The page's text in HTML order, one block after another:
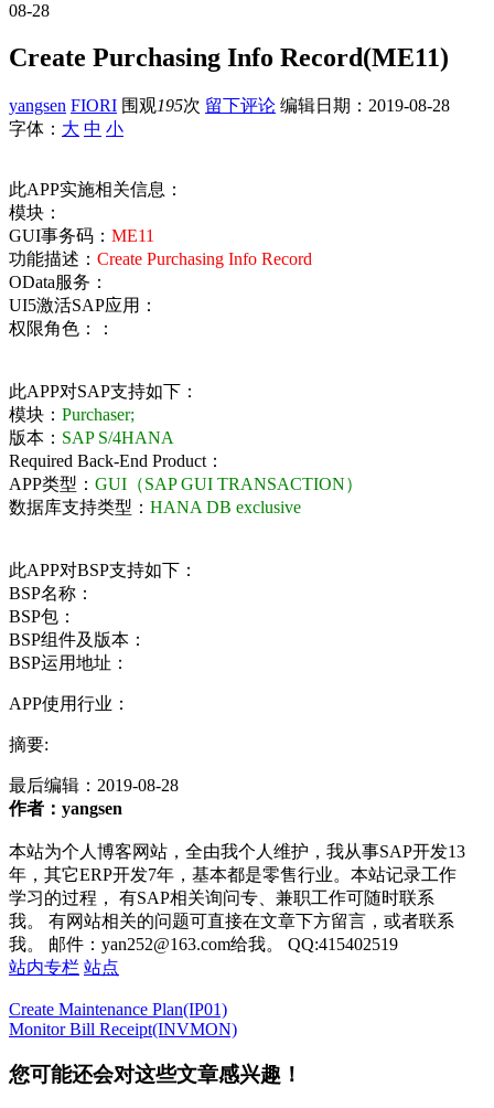
08-28
Create Purchasing Info Record(ME11)
yangsen FIORI 围观195次 留下评论 编辑日期： 2019-08-28
字体： 大 中 小
此APP实施相关信息：
模块：
GUI事务码： ME11
功能描述： Create Purchasing Info Record
OData服务：
UI5激活SAP应用：
权限角色：：
此APP对SAP支持如下：
模块： Purchaser;
版本： SAP S/4HANA
Required Back-End Product：
APP类型： GUI（SAP GUI TRANSACTION）
数据库支持类型： HANA DB exclusive
此APP对BSP支持如下：
BSP名称：
BSP包：
BSP组件及版本：
BSP运用地址：
APP使用行业：
摘要:
最后编辑： 2019-08-28
作者：yangsen
本站为个人博客网站，全由我个人维护，我从事SAP开发13
年，其它ERP开发7年，基本都是零售行业。本站记录工作
学习的过程， 有SAP相关询问专、兼职工作可随时联系
我。 有网站相关的问题可直接在文章下方留言，或者联系
我。 邮件：yan252@163.com给我。 QQ:415402519
站内专栏 站点
Create Maintenance Plan(IP01)
Monitor Bill Receipt(INVMON)
您可能还会对这些文章感兴趣！